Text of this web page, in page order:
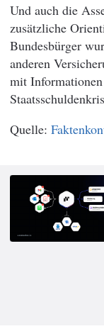
Und auch die
zusätzliche
Bundesbürger
anderen
mit